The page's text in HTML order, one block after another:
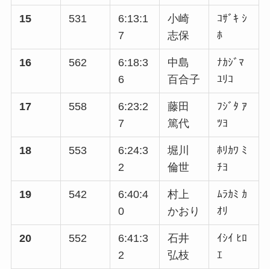
15 531
6:13:1
7
小崎
志保
ｺｻﾞｷ ｼ
ﾎ
16 562
6:18:3
6
中島
百合子
ﾅｶｼﾞﾏ
ﾕﾘｺ
17 558
6:23:2
7
藤田
篤代
ﾌｼﾞﾀ ｱ
ﾂﾖ
18 553
6:24:3
2
堀川
倫世
ﾎﾘｶﾜ ﾐ
ﾁﾖ
19 542
6:40:4
0
村上
かおり
ﾑﾗｶﾐ ｶ
ｵﾘ
20 552
6:41:3
2
石井
弘枝
ｲｼｲ ﾋﾛ
ｴ